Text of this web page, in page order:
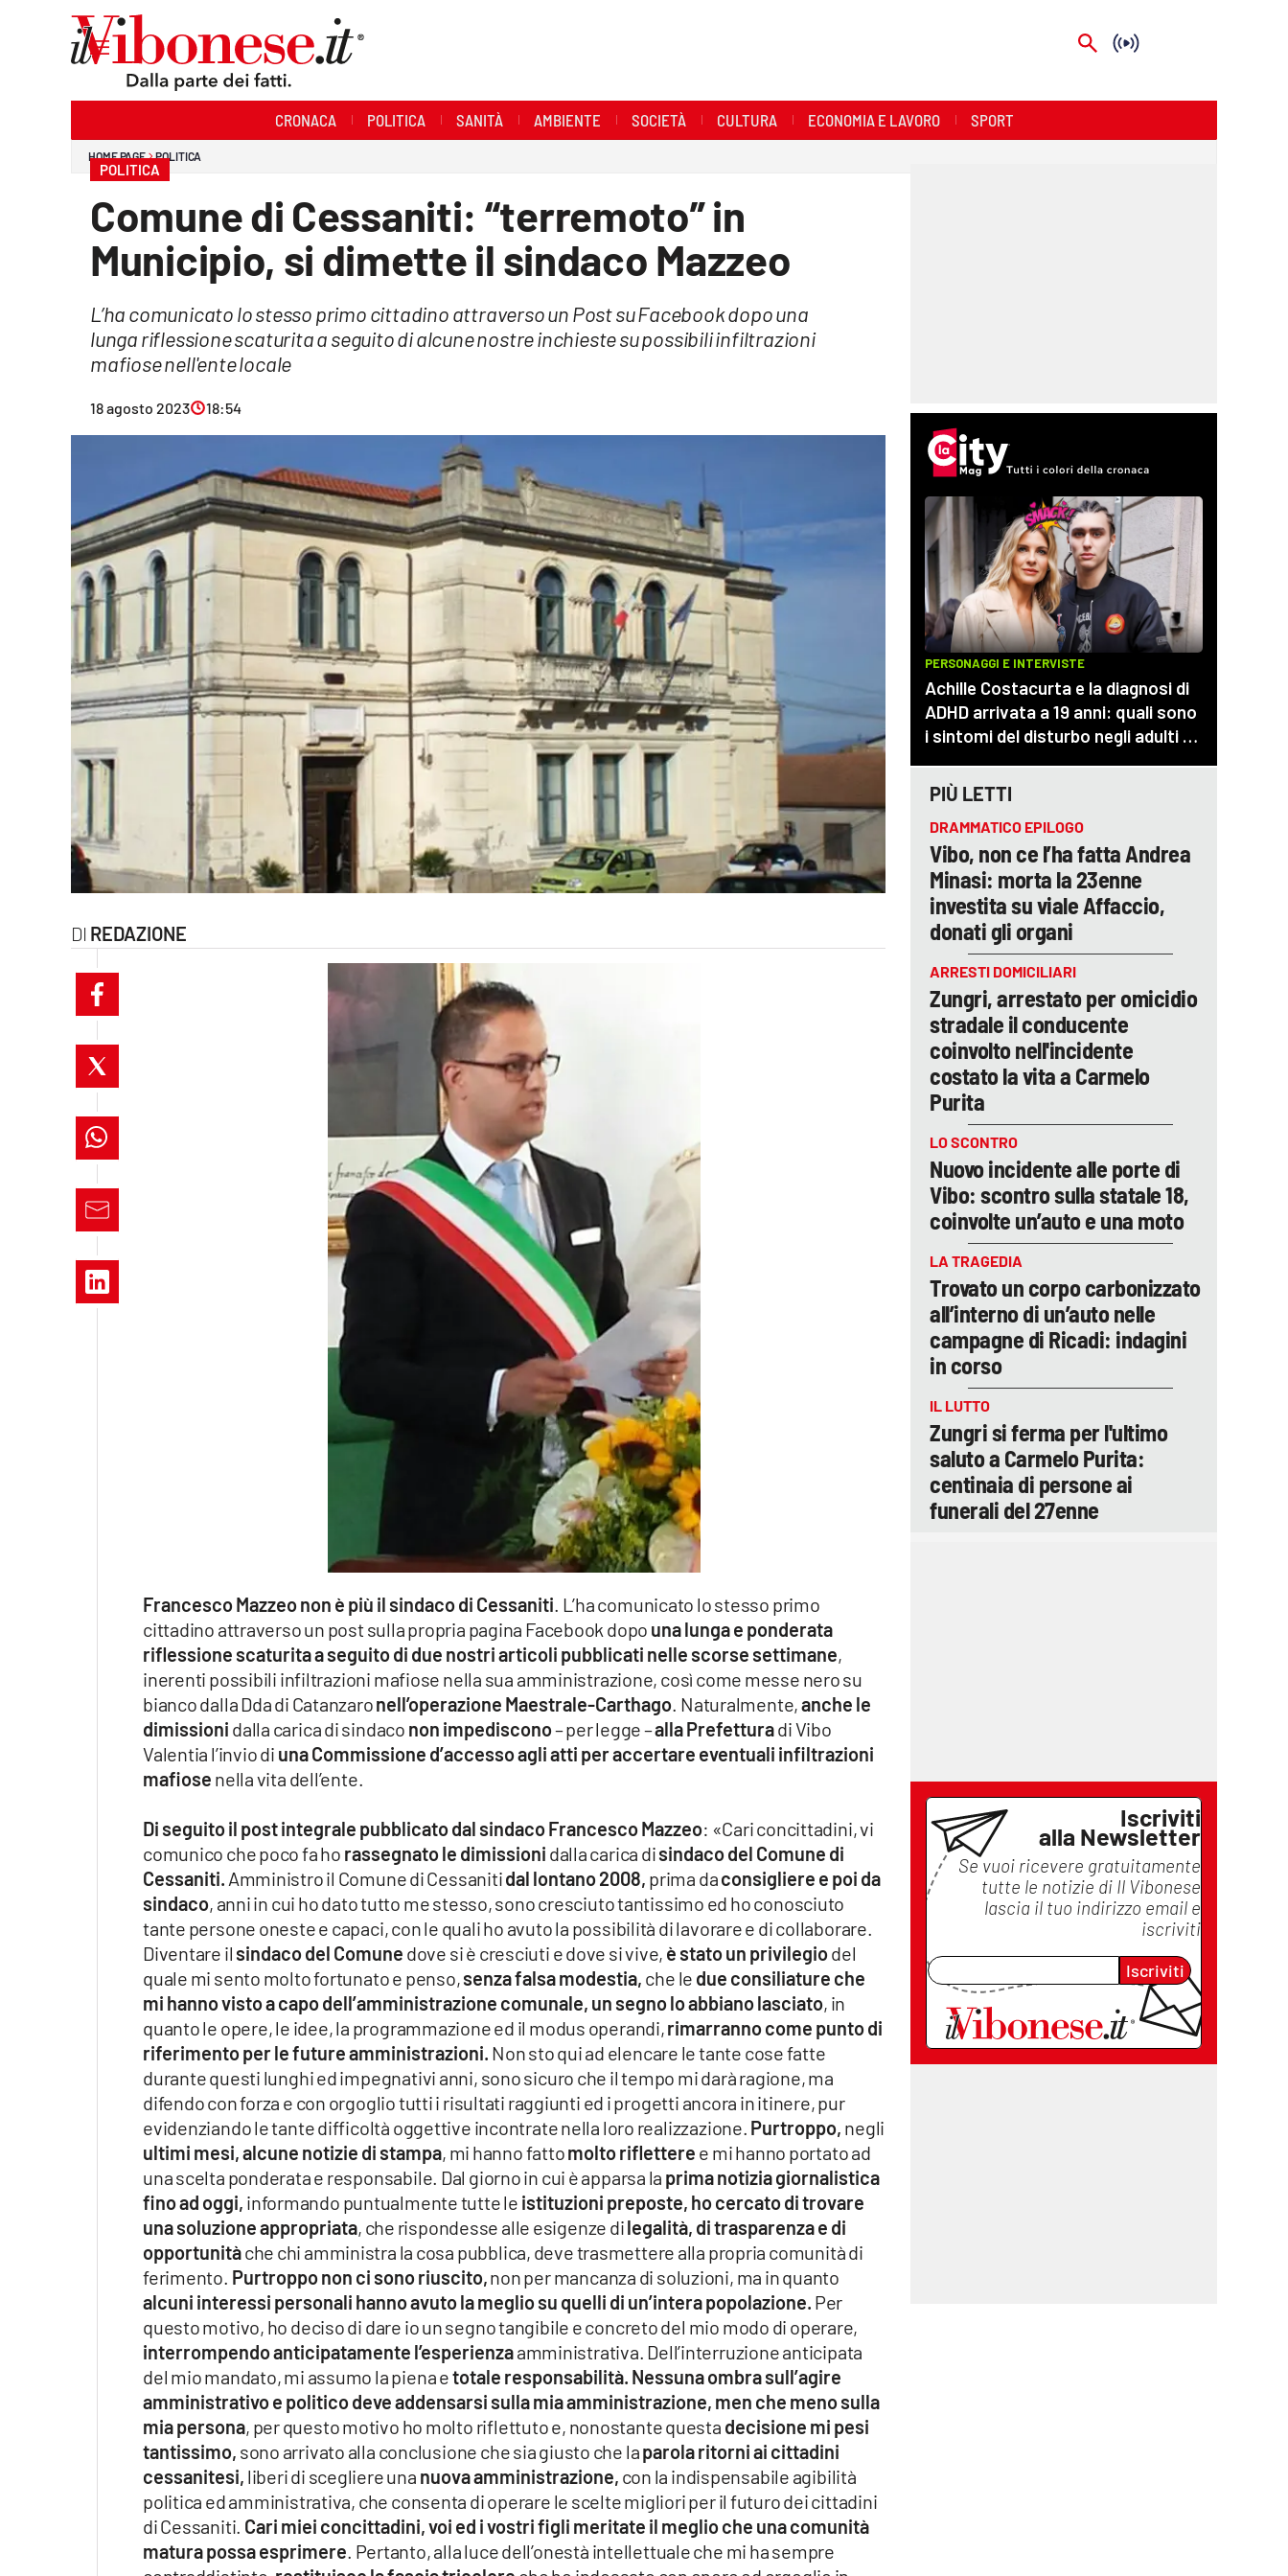
Economia e Lavoro
Streaming
lacitymag.it
cosenzachannel.it
catanzarochannel.it
lacapitalenews.it
CRONACA POLITICA SANITÀ AMBIENTE SOCIETÀ CULTURA ECONOMIA E LAVORO SPORT
HOME PAGE POLITICA
POLITICA
Comune di Cessaniti: “terremoto” in
Municipio, si dimette il sindaco Mazzeo
L’ha comunicato lo stesso primo cittadino attraverso un Post su Facebook dopo una
lunga riflessione scaturita a seguito di alcune nostre inchieste su possibili infiltrazioni
mafiose nell'ente locale
18 agosto 2023 18:54
REDAZIONE
Francesco Mazzeo non è più il sindaco di Cessaniti. L’ha comunicato lo stesso primo
cittadino attraverso un post sulla propria pagina Facebook dopo una lunga e ponderata
riflessione scaturita a seguito di due nostri articoli pubblicati nelle scorse settimane,
inerenti possibili infiltrazioni mafiose nella sua amministrazione, così come messe nero su
bianco dalla Dda di Catanzaronell’operazione Maestrale-Carthago. Naturalmente,anche le
dimissioni dalla carica di sindaco non impediscono– per legge –alla Prefetturadi Vibo
Valentia l’invio di una Commissione d’accesso agli atti per accertare eventuali infiltrazioni
mafiose nella vita dell’ente.
Di seguito il post integrale pubblicato dal sindaco Francesco Mazzeo: «Cari concittadini, vi
comunico che poco fa ho rassegnato le dimissioni dalla carica disindaco del Comune di
Cessaniti. Amministro il Comune di Cessanitidal lontano 2008, prima daconsigliere e poi da
sindaco, anni in cui ho dato tutto me stesso, sono cresciuto tantissimo ed ho conosciuto
tante persone oneste e capaci, con le quali ho avuto la possibilità di lavorare e di collaborare.
Diventare il sindaco del Comune dove si è cresciuti e dove si vive, è stato un privilegiodel
quale mi sento molto fortunato e penso,senza falsa modestia, che le due consiliature che
mi hanno visto a capo dell’amministrazione comunale, un segno lo abbiano lasciato, in
quanto le opere, le idee, la programmazione ed il modus operandi,rimarranno come punto di
riferimento per le future amministrazioni. Non sto qui ad elencare le tante cose fatte
durante questi lunghi ed impegnativi anni, sono sicuro che il tempo mi darà ragione, ma
difendo con forza e con orgoglio tutti i risultati raggiunti ed i progetti ancora in itinere, pur
evidenziando le tante difficoltà oggettive incontrate nella loro realizzazione. Purtroppo, negli
ultimi mesi, alcune notizie di stampa, mi hanno fattomolto riflettere e mi hanno portato ad
una scelta ponderata e responsabile. Dal giorno in cui è apparsa la prima notizia giornalistica
fino ad oggi, informando puntualmente tutte le istituzioni preposte, ho cercato di trovare
una soluzione appropriata, che rispondesse alle esigenze dilegalità, di trasparenza e di
opportunitàche chi amministra la cosa pubblica, deve trasmettere alla propria comunità di
ferimento. Purtroppo non ci sono riuscito,non per mancanza di soluzioni, ma in quanto
alcuni interessi personali hanno avuto la meglio su quelli di un’intera popolazione. Per
questo motivo, ho deciso di dare io un segno tangibile e concreto del mio modo di operare,
interrompendo anticipatamente l’esperienzaamministrativa. Dell’interruzione anticipata
del mio mandato, mi assumo la piena etotale responsabilità. Nessuna ombra sull’agire
amministrativo e politico deve addensarsi sulla mia amministrazione, men che meno sulla
mia persona, per questo motivo ho molto riflettuto e, nonostante questa decisione mi pesi
tantissimo, sono arrivato alla conclusione che sia giusto che laparola ritorni ai cittadini
cessanitesi, liberi di scegliere una nuova amministrazione, con la indispensabile agibilità
politica ed amministrativa, che consenta di operare le scelte migliori per il futuro dei cittadini
di Cessaniti. Cari miei concittadini, voi ed i vostri figli meritate il meglio che una comunità
matura possa esprimere. Pertanto, alla luce dell’onestà intellettuale che mi ha sempre
PIÙ LETTI
DRAMMATICO EPILOGO
Vibo, non ce l’ha fatta Andrea
Minasi: morta la 23enne
investita su viale Affaccio,
donati gli organi
ARRESTI DOMICILIARI
Zungri, arrestato per omicidio
stradale il conducente
coinvolto nell'incidente
costato la vita a Carmelo
Purita
LO SCONTRO
Nuovo incidente alle porte di
Vibo: scontro sulla statale 18,
coinvolte un’auto e una moto
LA TRAGEDIA
Trovato un corpo carbonizzato
all’interno di un’auto nelle
campagne di Ricadi: indagini
in corso
IL LUTTO
Zungri si ferma per l'ultimo
saluto a Carmelo Purita:
centinaia di persone ai
funerali del 27enne
Iscriviti
alla Newsletter
Se vuoi ricevere gratuitamente
tutte le notizie di Il Vibonese
lascia il tuo indirizzo email e
iscriviti
Iscriviti